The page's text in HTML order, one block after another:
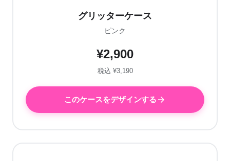
グリッターケース
ピンク
¥2,900
税込 ¥3,190
このケースをデザインする